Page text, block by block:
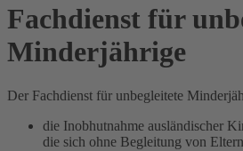
Fachdienst für
Minderjährige
Der Fachdienst für unbegleitete
die Inobhutnahme ausländischer
die sich ohne Begleitung von